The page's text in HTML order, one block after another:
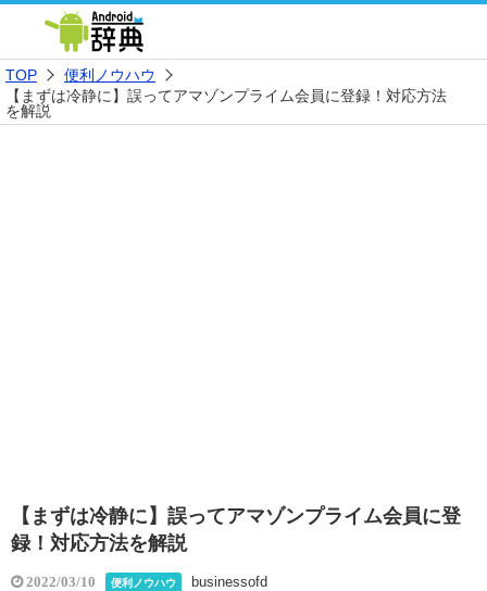
TOP
便利ノウハウ
【まずは冷静に】誤ってアマゾンプライム会員に登録！対応方法
を解説
【まずは冷静に】誤ってアマゾンプライム会員に登
録！対応方法を解説
2022/03/10 便利ノウハウ businessofd